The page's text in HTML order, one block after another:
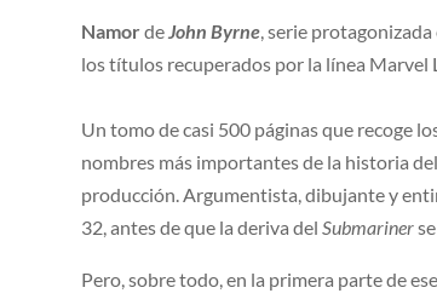
NamordeJohn Byrne, serie
los títulos recuperados por la línea Marvel
Un tomo de casi 500 páginas que recoge
nombres más importantes de la historia
producción. Argumentista, dibujante y
32, antes de que la deriva delSubmariner
Pero, sobre todo, en la primera parte de